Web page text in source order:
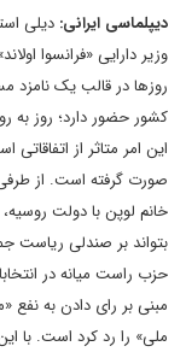
دیپلماسی ایرانی: دیلی
وزیر دارایی «فرانسوا
کشور حضور دارد؛ روز به
این امر متاثر از
صورت گرفته است. از
خانم لوپن با دولت
بتواند بر صندلی ریاست
مبنی بر رای دادن به
ملی» را رد کرد است. با